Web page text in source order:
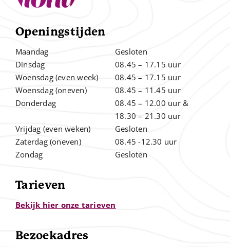
Openingstijden
Maandag
Dinsdag
Woensdag (even week)
Woensdag (oneven)
Donderdag
Vrijdag (even weken)
Zaterdag (oneven)
Zondag
Gesloten
08.45 – 17.15 uur
08.45 – 17.15 uur
08.45 – 11.45 uur
08.45 – 12.00 uur &
18.30 – 21.30 uur
Gesloten
08.45 -12.30 uur
Gesloten
Tarieven
Bekijk hier onze tarieven
Bezoekadres